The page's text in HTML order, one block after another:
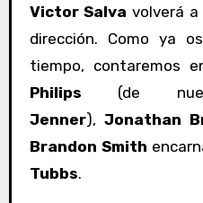
Victor Salva volverá
dirección. Como ya
tiempo, contaremos
Philips (de
Jenner), Jonathan
Brandon Smith
Tubbs.